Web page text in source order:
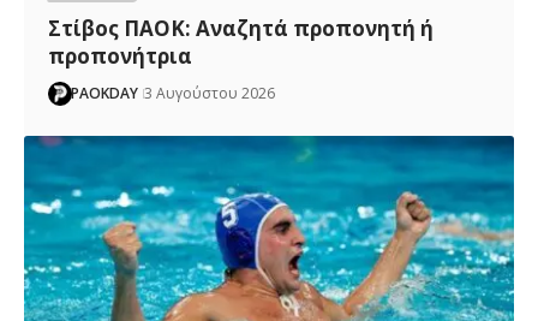
Στίβος ΠΑΟΚ: Αναζητά προπονητή ή
προπονήτρια
PAOKDAY 3 Αυγούστου 2026